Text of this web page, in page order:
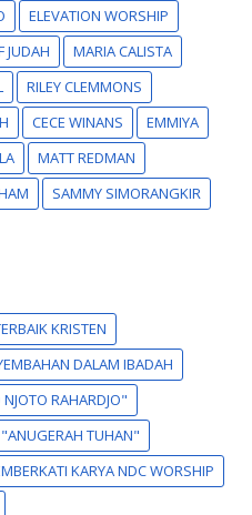
ELEVATION WORSHIP
JUDAH
MARIA CALISTA
RILEY CLEMMONS
CECE WINANS
EMMIYA
MATT REDMAN
SAMMY SIMORANGKIR
KRISTEN
DALAM IBADAH
RAHARDJO"
TUHAN"
KARYA NDC WORSHIP